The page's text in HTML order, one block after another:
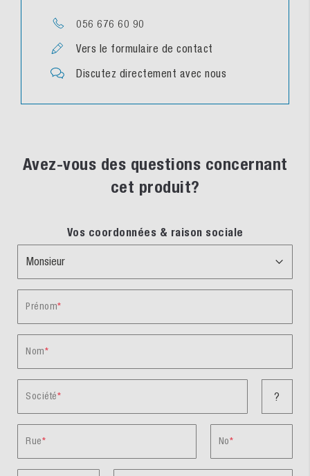
056 676 60 90
Vers le formulaire de contact
Discutez directement avec nous
Avez-vous des questions concernant
cet produit?
Vos coordonnées & raison sociale
Prénom
Nom
Société ?
Rue No